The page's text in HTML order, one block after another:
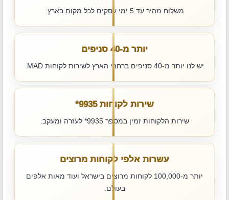
משלוח מהיר עד 5 ימי עסקים לכל מקום בארץ.
יותר מ-40 סניפים
יש לנו יותר מ-40 סניפים ברחבי הארץ לשירות לקוחות MAD.
שירות לקוחות ‎*9935
שירות הלקוחות זמין במספר ‎*9935 לעזרה ומעקב.
עשרות אלפי לקוחות מרוצים
יותר מ-100,000 לקוחות מרוצים בישראל ועוד מאות אלפים
בעולם.